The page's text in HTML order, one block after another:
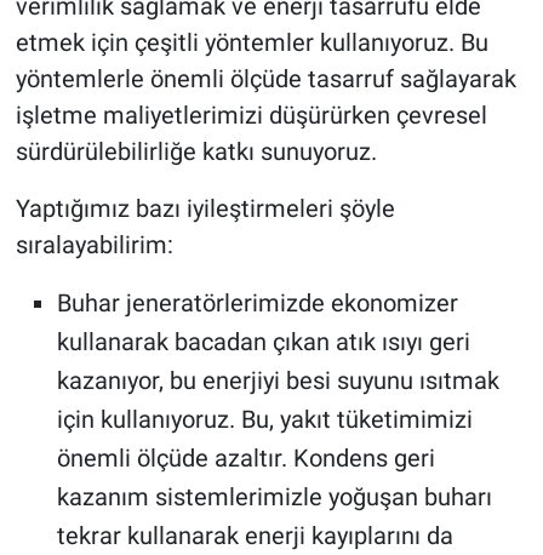
verimlilik sağlamak ve enerji tasarrufu elde
etmek için çeşitli yöntemler kullanıyoruz. Bu
yöntemlerle önemli ölçüde tasarruf sağlayarak
işletme maliyetlerimizi düşürürken çevresel
sürdürülebilirliğe katkı sunuyoruz.
Yaptığımız bazı iyileştirmeleri şöyle
sıralayabilirim:
Buhar jeneratörlerimizde ekonomizer
kullanarak bacadan çıkan atık ısıyı geri
kazanıyor, bu enerjiyi besi suyunu ısıtmak
için kullanıyoruz. Bu, yakıt tüketimimizi
önemli ölçüde azaltır. Kondens geri
kazanım sistemlerimizle yoğuşan buharı
tekrar kullanarak enerji kayıplarını da